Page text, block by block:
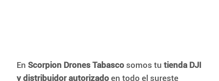
En Scorpion Drones Tabascosomos tu tienda DJI
y distribuidor autorizadoen todo el sureste